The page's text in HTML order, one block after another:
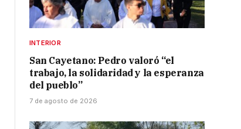
INTERIOR
San Cayetano: Pedro valoró “el
trabajo, la solidaridad y la esperanza
del pueblo”
7 de agosto de 2026